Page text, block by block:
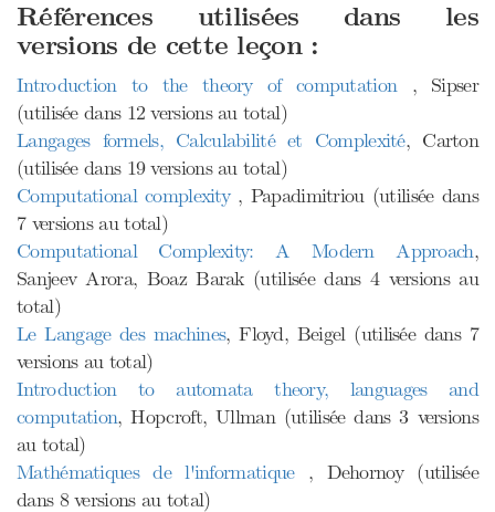
Références utilisées dans les
versions de cette leçon :
Introduction to the theory of computation , Sipser
(utilisée dans 12 versions au total)
Langages formels, Calculabilité et Complexité, Carton
(utilisée dans 19 versions au total)
Computational complexity , Papadimitriou (utilisée dans
7 versions au total)
Computational Complexity: A Modern Approach,
Sanjeev Arora, Boaz Barak (utilisée dans 4 versions au
total)
Le Langage des machines, Floyd, Beigel (utilisée dans 7
versions au total)
Introduction to automata theory, languages and
computation, Hopcroft, Ullman (utilisée dans 3 versions
au total)
Mathématiques de l'informatique , Dehornoy (utilisée
dans 8 versions au total)